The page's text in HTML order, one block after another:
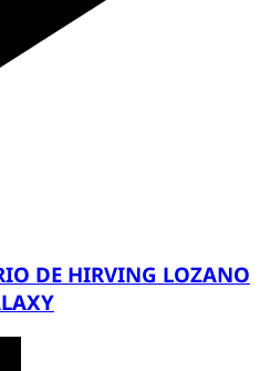
DE HIRVING LOZANO